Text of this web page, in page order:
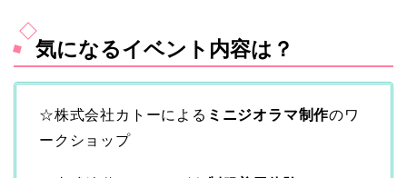
気になるイベント内容は？
☆株式会社カトーによる ミニジオラマ制作のワ
ークショップ